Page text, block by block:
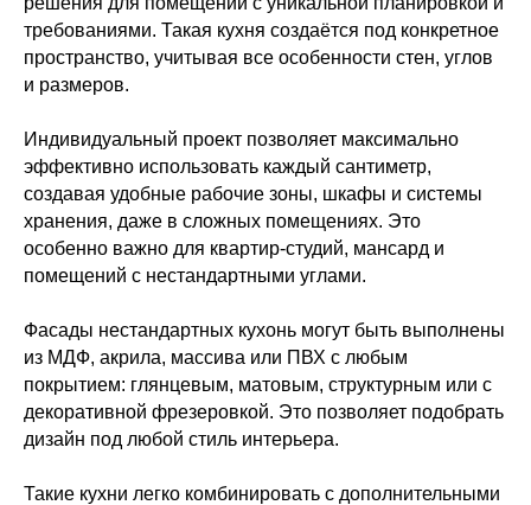
требованиями. Такая кухня создаётся под конкретное
пространство, учитывая все особенности стен, углов
и размеров.
Индивидуальный проект позволяет максимально
эффективно использовать каждый сантиметр,
создавая удобные рабочие зоны, шкафы и системы
хранения, даже в сложных помещениях. Это
особенно важно для квартир-студий, мансард и
помещений с нестандартными углами.
Фасады нестандартных кухонь могут быть выполнены
из МДФ, акрила, массива или ПВХ с любым
покрытием: глянцевым, матовым, структурным или с
декоративной фрезеровкой. Это позволяет подобрать
дизайн под любой стиль интерьера.
Такие кухни легко комбинировать с дополнительными